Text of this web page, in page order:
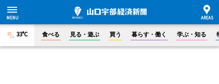
33°C 食べる 見る・遊ぶ 買う 暮らす・働く 学ぶ・知る